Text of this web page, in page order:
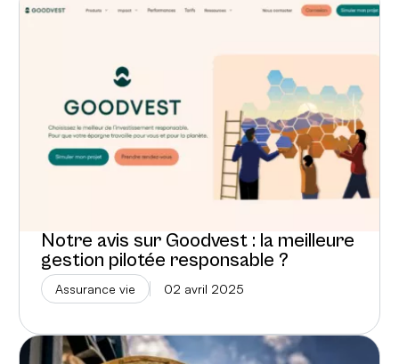
Notre avis sur Goodvest : la meilleure
gestion pilotée responsable ?
Assurance vie 02 avril 2025